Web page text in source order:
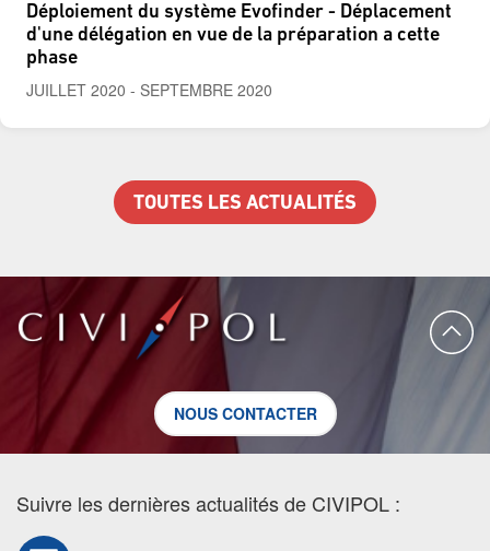
Déploiement du système Evofinder - Déplacement
d'une délégation en vue de la préparation a cette
phase
JUILLET 2020 - SEPTEMBRE 2020
TOUTES LES ACTUALITÉS
NOUS CONTACTER
Suivre les dernières actualités de CIVIPOL :